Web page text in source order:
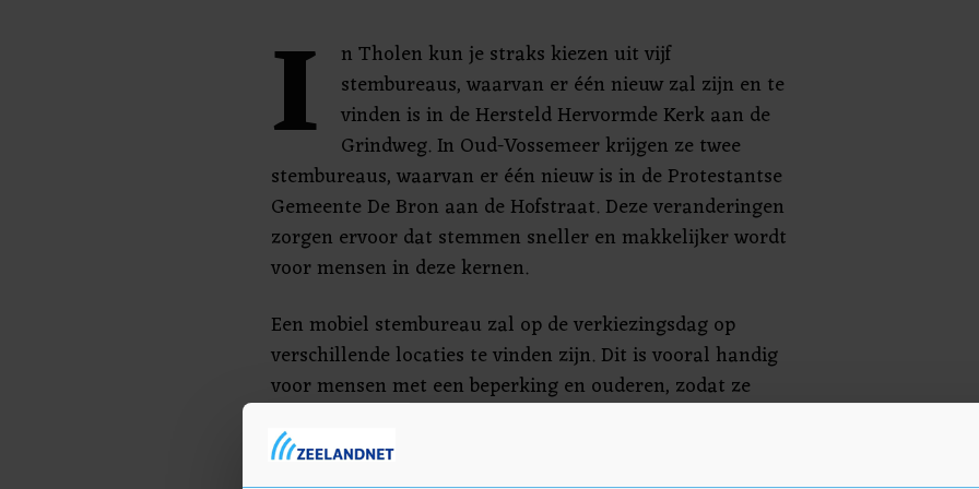
I
n Tholen kun je straks kiezen uit vijf
stembureaus, waarvan er één nieuw zal zijn en te
vinden is in de Hersteld Hervormde Kerk aan de
Grindweg. In Oud-Vossemeer krijgen ze twee
stembureaus, waarvan er één nieuw is in de Protestantse
Gemeente De Bron aan de Hofstraat. Deze veranderingen
zorgen ervoor dat stemmen sneller en makkelijker wordt
voor mensen in deze kernen.
Een mobiel stembureau zal op de verkiezingsdag op
verschillende locaties te vinden zijn. Dit is vooral handig
voor mensen met een beperking en ouderen, zodat ze
vinden zijn bij woonzorgcentra De Schutse in Sint-
Annaland, Dalemhof in Tholen en Maartenshof in Sint-